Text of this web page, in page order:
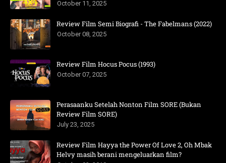
October 11, 2025
Review Film Semi Biografi - The Fabelmans (2022)
October 08, 2025
Review Film Hocus Pocus (1993)
October 07, 2025
Perasaanku Setelah Nonton Film SORE (Bukan
Review Film SORE)
July 23, 2025
Review Film Hayya the Power Of Love 2, Oh Mbak
Helvy masih berani mengeluarkan film?